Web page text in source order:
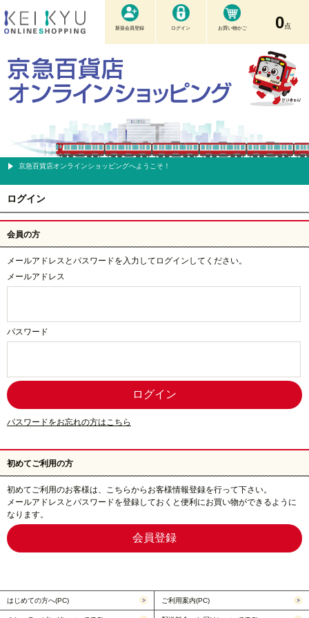
新規会員登録 ログイン お買い物かご 0点
京急百貨店オンラインショッピングへようこそ！
ログイン
会員の方
メールアドレスとパスワードを入力してログインしてください。
メールアドレス
パスワード
パスワードをお忘れの方はこちら
初めてご利用の方
初めてご利用のお客様は、こちらからお客様情報登録を行って下さい。
メールアドレスとパスワードを登録しておくと便利にお買い物ができるように
なります。
はじめての方へ(PC) ご利用案内(PC)